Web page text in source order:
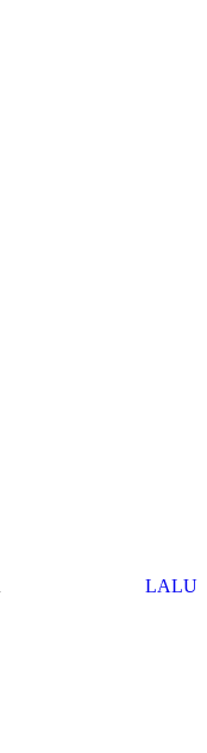
LALU